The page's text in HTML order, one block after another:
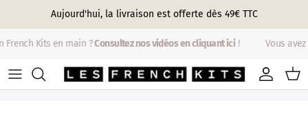
Aller au contenu
Aujourd'hui, la livraison est offerte dès 49€ TTC
French Kits en main ?Consultez nos vidéos en cliquant ici! Vous
Compte